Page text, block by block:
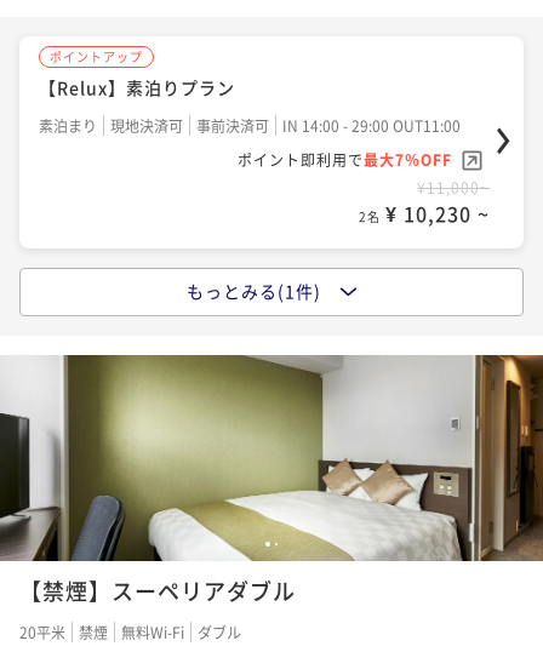
ポイントアップ
【Relux】素泊りプラン
素泊まり 現地決済可 事前決済可
IN 14:00 - 29:00 OUT11:00
ポイント即利用で最大7％OFF
¥11,000~
2名 ¥ 10,230 ~
【Relux】朝食付プラン
朝食付き 現地決済可 事前決済可
IN 14:00 - 27:00 OUT11:00
ポイント即利用で
¥14,080~
もっとみる(1件)
1 2
【禁煙】スーペリアダブル
20平米 禁煙 無料Wi-Fi ダブル